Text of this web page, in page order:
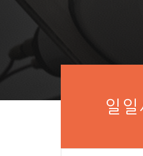
일일